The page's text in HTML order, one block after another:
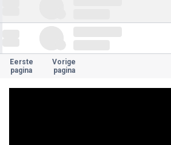
Eerste
pagina
Vorige
pagina